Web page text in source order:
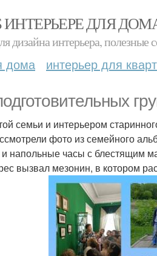
ИНТЕРЬЕРЕ ДЛЯ
дизайна интерьера, полезные
дома интерьер для
семьи и интерьером
фото из семейного
и напольные часы с блестящим
вызвал мезонин, в котором